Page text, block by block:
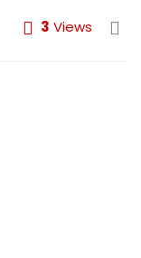
3 Views